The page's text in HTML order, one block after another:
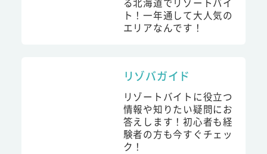
ト！一年通して大人気の
エリアなんです！
リゾバガイド
リゾートバイトに役立つ
情報や知りたい疑問にお
答えします！初心者も経
験者の方も今すぐチェッ
ク！